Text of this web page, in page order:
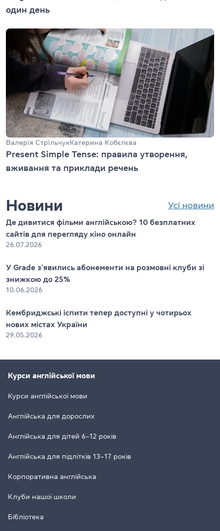
один день
Валерія Стрільчук Катерина Кобєлєва
Present Simple Tense: правила утворення,
вживання та приклади речень
Новини Усі новини
Де дивитися фільми англійською? 10 безплатних
сайтів для перегляду кіно онлайн
26.07.2026
У Grade з’явились абонементи на розмовні клуби зі
знижкою до 25%
10.06.2026
Кембриджські іспити тепер доступні у чотирьох
нових містах України
29.05.2026
Курси англійської мови
Курси англійської мови
Англійська для дорослих
Англійська для дітей 6–12 років
Англійська для підлітків 13–17 років
Корпоративна англійська
Клуби нашої школи
Бібліотека